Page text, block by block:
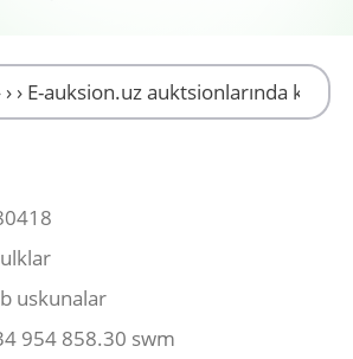
uskunalar
954 858.30 swm